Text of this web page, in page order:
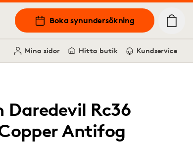
Boka synundersökning
Mina sidor Hitta butik Kundservice
Daredevil Rc36
Antifog